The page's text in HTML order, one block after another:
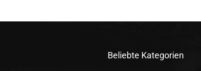
Beliebte Kategorien